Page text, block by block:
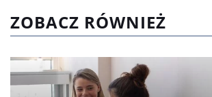
ZOBACZ RÓWNIEŻ